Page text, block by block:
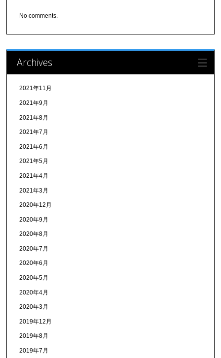
No comments.
Archives
2021年11月
2021年9月
2021年8月
2021年7月
2021年6月
2021年5月
2021年4月
2021年3月
2020年12月
2020年9月
2020年8月
2020年7月
2020年6月
2020年5月
2020年4月
2020年3月
2019年12月
2019年8月
2019年7月